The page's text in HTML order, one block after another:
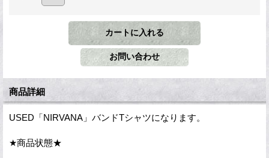
商品詳細
USED「NIRVANA」バンドTシャツになります。
★商品状態★